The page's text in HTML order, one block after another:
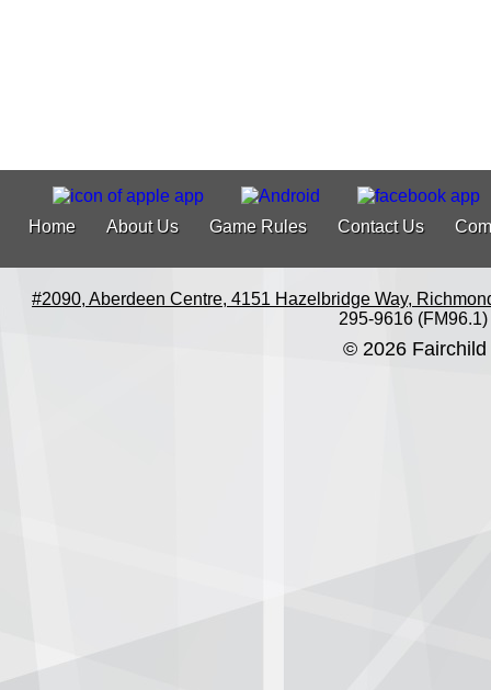
Home About Us Game Rules Contact Us
#2090, Aberdeen Centre, 4151 Hazelbridge Way,
295-9616 (FM96.1)
© 2026 Fairchild